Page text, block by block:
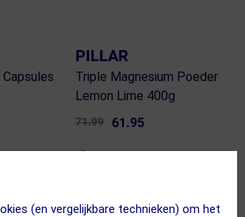
(en vergelijkbare technieken) om het
PILLAR
Triple Magnesium Poeder
Lemon Lime 400g
71.99 61.95